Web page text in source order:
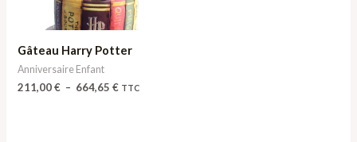
Gâteau Harry Potter
Anniversaire Enfant
211,00€ – 664,65€ TTC